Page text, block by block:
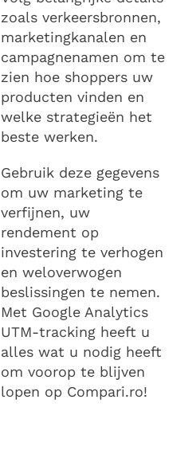
zoals verkeersbronnen,
marketingkanalen en
campagnenamen om te
zien hoe shoppers uw
producten vinden en
welke strategieën het
beste werken.
Gebruik deze gegevens
om uw marketing te
verfijnen, uw
rendement op
investering te verhogen
en weloverwogen
beslissingen te nemen.
Met Google Analytics
UTM-tracking heeft u
alles wat u nodig heeft
om voorop te blijven
lopen op Compari.ro!